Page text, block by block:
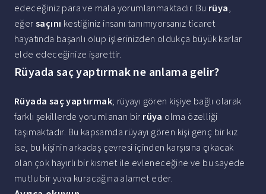
edeceğiniz para ve mala yorumlanmaktadır. Bu rüya,
eğer saçını kestiğiniz insanı tanımıyorsanız ticaret
hayatında başarılı olup işlerinizden oldukça büyük karlar
elde edeceğinize işarettir.
Rüyada saç yaptırmak ne anlama gelir?
Rüyada saç yaptırmak; rüyayı gören kişiye bağlı olarak
farklı şekillerde yorumlanan bir rüya olma özelliği
taşımaktadır. Bu kapsamda rüyayı gören kişi genç bir kız
ise, bu kişinin arkadaş çevresi içinden karşısına çıkacak
olan çok hayırlı bir kısmet ile evleneceğine ve bu sayede
mutlu bir yuva kuracağına alamet eder.